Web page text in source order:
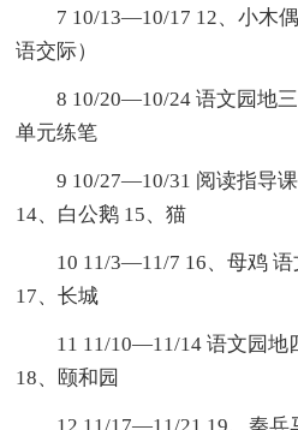
7 10/13—10/17 12、小木
语交际）
8 10/20—10/24 语文园地
单元练笔
9 10/27—10/31 阅读指导
14、白公鹅 15、猫
10 11/3—11/7 16、母鸡 语
17、长城
11 11/10—11/14 语文园地
18、颐和园